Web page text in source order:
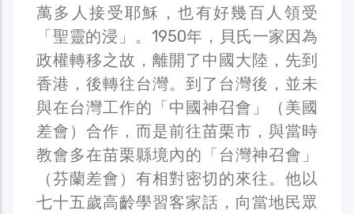
萬多人接受耶穌，也有好幾百人領受
「聖靈的浸」。1950年，貝氏一家因為
政權轉移之故，離開了中國大陸，先到
香港，後轉往台灣。到了台灣後，並未
與在台灣工作的「中國神召會」（美國
差會）合作，而是前往苗栗市，與當時
教會多在苗栗縣境內的「台灣神召會」
（芬蘭差會）有相對密切的來往。他以
七十五歲高齡學習客家話，向當地民眾